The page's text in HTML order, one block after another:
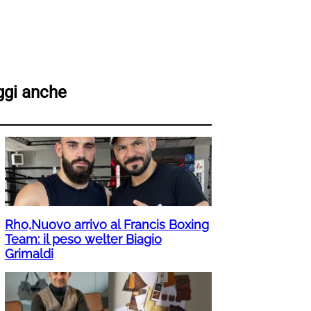
anche
Rho,Nuovo arrivo al Francis Boxing
Team: il peso welter Biagio
Grimaldi